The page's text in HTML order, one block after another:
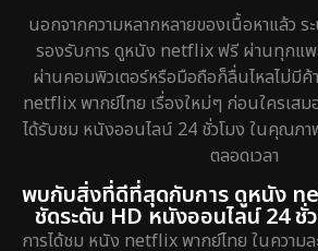
Documentary สารคดี
Drama ดราม่า
Dystopian
Emotional
Epic มหากาพย์
นอกจากความหลากหลายของเนื้อหาแล้ว ร
รองรับการ ดูหนัง netflix ฟรี ผ่านทุกแพ
ผ่านคอมพิวเตอร์หรือมือถือก็ลื่นไหลไม่มี
netflix พากย์ไทย เรื่องใหม่ๆ ก่อนใครเส
ได้รับชม หนังออนไลน์ 24 ชั่วโมง ในคุณภ
ตลอดเวลา
พบกับสิ่งที่ดีที่สุดกับการ ดูหนัง
ชัดระดับ HD หนังออนไลน์ 24 ชั่
การได้ชม หนัง netflix พากย์ไทย ในความล